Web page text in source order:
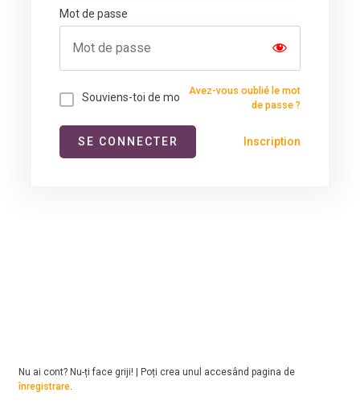
Mot de passe
Souviens-toi de mo
Avez-vous oublié le mot
de passe ?
Inscription
Nu ai cont? Nu-ți face griji! | Poți crea unul accesând pagina de
înregistrare